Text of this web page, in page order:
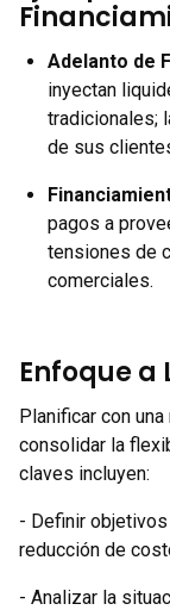
Adelanto de
inyectan
tradicionales;
de sus
pagos a
tensiones de
comerciales.
Enfoque a
Planificar con
consolidar la
claves incluyen:
- Definir
reducción de
- Analizar la